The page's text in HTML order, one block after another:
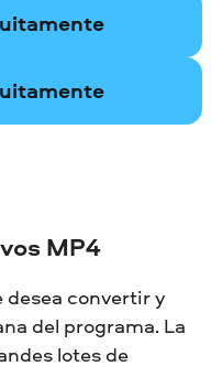
MP4
desea convertir y
del programa. La
lotes de